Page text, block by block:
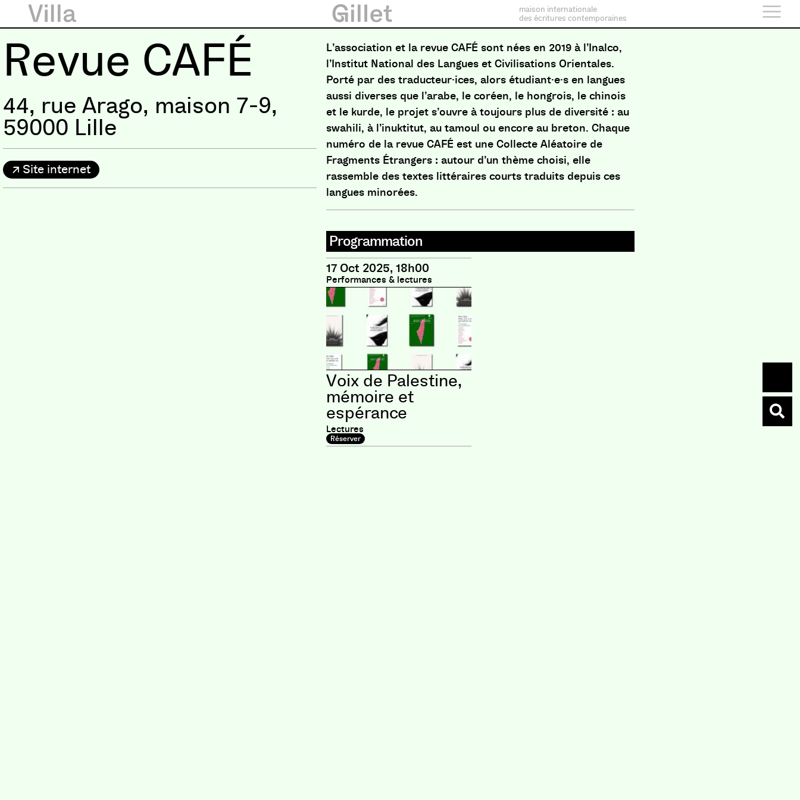
maison internationale
des écritures contemporaines
Revue CAFÉ
44, rue Arago, maison 7-9,
59000 Lille
Site internet
L’association et la revue CAFÉ sont nées en 2019 à l’Inalco,
l’Institut National des Langues et Civilisations Orientales.
Porté par des traducteur·ices, alors étudiant·e·s en langues
aussi diverses que l’arabe, le coréen, le hongrois, le chinois
et le kurde, le projet s’ouvre à toujours plus de diversité : au
swahili, à l’inuktitut, au tamoul ou encore au breton. Chaque
numéro de la revue CAFÉ est une Collecte Aléatoire de
Fragments Étrangers : autour d’un thème choisi, elle
rassemble des textes littéraires courts traduits depuis ces
langues minorées.
Programmation
17 Oct 2025, 18h00
Performances & lectures
Voix de Palestine,
mémoire et
espérance
Lectures
Réserver